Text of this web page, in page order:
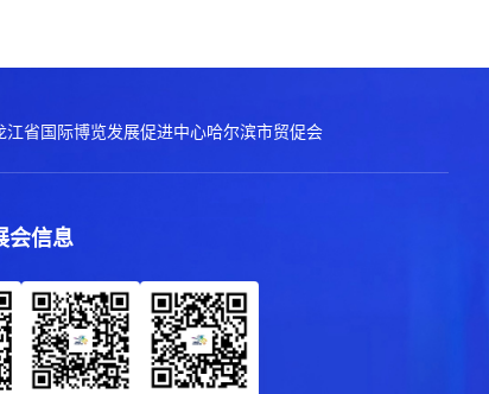
江省国际博览发展促进中心哈尔滨市贸促会
会信息